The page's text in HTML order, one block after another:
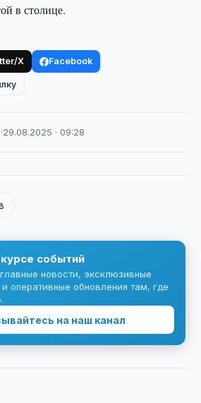
в столице.
X Facebook
·29.08.2025 · 09:28
событий
новости, эксклюзивные
оперативные обновления там, где
на наш канал